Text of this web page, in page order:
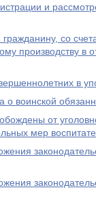
и
со
производству в
в
о воинской
от
мер